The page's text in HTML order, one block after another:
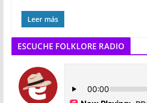
Leer más
ESCUCHE FOLKLORE RADIO